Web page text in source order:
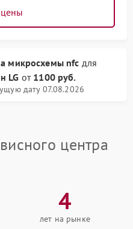
микросхемы nfc для
LG от 1100 руб.
дату 07.08.2026
центра
4
лет на рынке